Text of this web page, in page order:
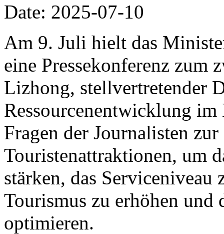
Date: 2025-07-10
Am 9. Juli hielt das
eine Pressekonferenz zum
Lizhong, stellvertretender
Ressourcenentwicklung
Fragen der Journalisten
Touristenattraktionen, um
stärken, das Serviceniveau
Tourismus zu erhöhen und
optimieren.